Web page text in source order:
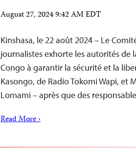
August 27, 2024 9:42 AM EDT
Kinshasa, le 22 août 2024 – Le
journalistes exhorte les autorités de
Congo à garantir la sécurité et la
Kasongo, de Radio Tokomi Wapi, et
Lomami – après que des
Read More ›